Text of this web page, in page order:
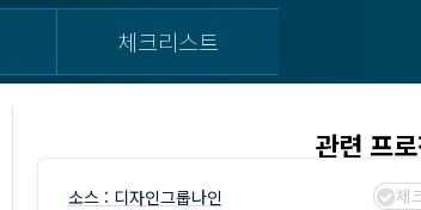
체크리스트
관련 프
소스 : 디자인그룹나인 체